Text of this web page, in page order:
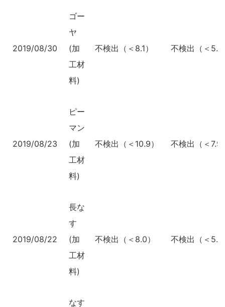
2019/08/30
ゴー
ヤ
(加
工材
料)
不検出（＜8.1） 不検出（＜5.8
2019/08/23
ピー
マン
(加
工材
料)
不検出（＜10.9） 不検出（＜7.9
2019/08/22
長な
す
(加
工材
料)
不検出（＜8.0） 不検出（＜5.8
なす